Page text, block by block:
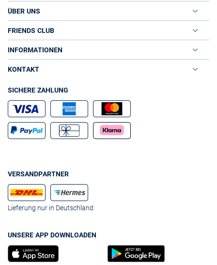
ÜBER UNS
FRIENDS CLUB
INFORMATIONEN
KONTAKT
SICHERE ZAHLUNG
VERSANDPARTNER
Lieferung nur in Deutschland
UNSERE APP DOWNLOADEN